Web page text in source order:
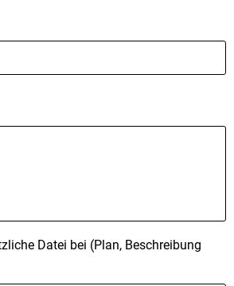
Datei bei (Plan, Beschreibung